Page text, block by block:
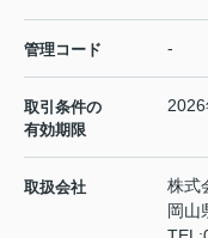
管理コード -
取引条件の
有効期限
取扱会社
株式
岡山